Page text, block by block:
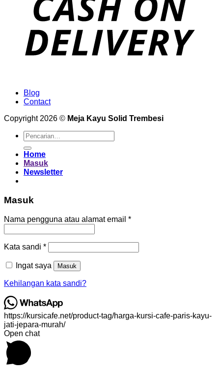
Blog
Contact
Copyright 2026 © Meja Kayu Solid Trembesi
Pencarian
untuk:
Home
Masuk
Newsletter
Masuk
Nama pengguna atau alamat email *Wajib
Kata sandi *Wajib
Ingat saya Masuk
Kehilangan kata sandi?
https://kursicafe.net/product-tag/harga-kursi-cafe-paris-kayu-
jati-jepara-murah/
Open chat